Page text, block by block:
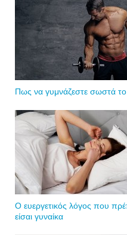
Πως να γυμνάζεστε σωστά
Ο ευεργετικός λόγος που
είσαι γυναίκα